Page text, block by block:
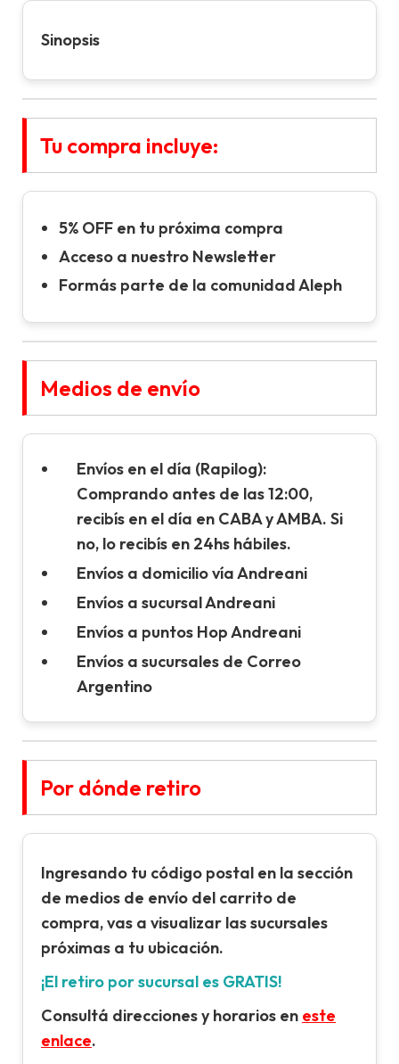
Sinopsis
Tu compra incluye:
5% OFF en tu próxima compra
Acceso a nuestro Newsletter
Formás parte de la comunidad Aleph
Medios de envío
Envíos en el día (Rapilog):
Comprando antes de las 12:00,
recibís en el día en CABA y AMBA. Si
no, lo recibís en 24hs hábiles.
Envíos a domicilio vía Andreani
Envíos a sucursal Andreani
Envíos a puntos Hop Andreani
Envíos a sucursales de Correo
Argentino
Por dónde retiro
Ingresando tu código postal en la sección
de medios de envío del carrito de
compra, vas a visualizar las sucursales
próximas a tu ubicación.
¡El retiro por sucursal es GRATIS!
Consultá direcciones y horarios en este
enlace.